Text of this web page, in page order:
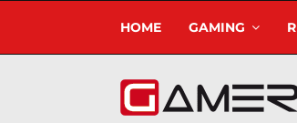
HOME GAMING